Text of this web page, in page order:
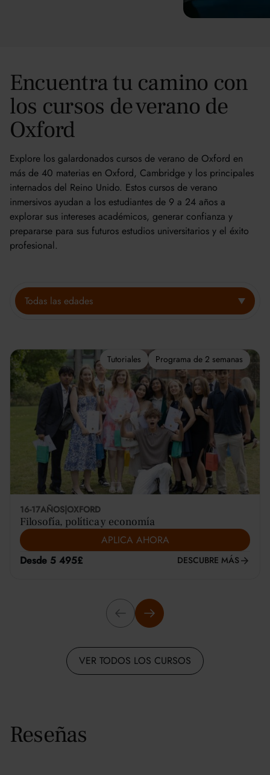
Encuentra tu camino con
los cursos de verano de
Oxford
Explore los galardonados cursos de verano de Oxford en
más de 40 materias en Oxford, Cambridge y los principales
internados del Reino Unido. Estos cursos de verano
inmersivos ayudan a los estudiantes de 9 a 24 años a
explorar sus intereses académicos, generar confianza y
prepararse para sus futuros estudios universitarios y el éxito
profesional.
Todas las edades
16-17AÑOS OXFORD
Filosofía, política y economía
APLICA AHORA
Desde 5 495£
DESCUBRE MÁS
Tutoriales Programa de 2 semanas
VER TODOS LOS CURSOS
Reseñas